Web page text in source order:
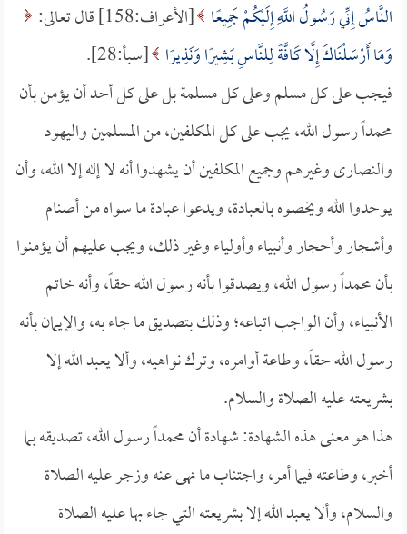
النَّاسُ إِنِّي رَسُولُ اللَّهِ إِلَيْكُمْ جَمِيعًا [الأعراف:158] قال تعالى:
وَمَا أَرْسَلْنَاكَ إِلَّا كَافَّةً لِلنَّاسِ بَشِيرًا وَنَذِيرًا [سبأ:28].
فيجب على كل مسلم وعلى كل مسلمة بل على كل أحد أن يؤمن بأن
محمداً رسول الله، يجب على كل المكلفين، من المسلمين واليهود
والنصارى وغيرهم وجميع المكلفين أن يشهدوا أنه لا إله إلا الله، وأن
يوحدوا الله ويخصوه بالعبادة، ويدعوا عبادة ما سواه من أصنام
وأشجار وأحجار وأنبياء وأولياء وغير ذلك، ويجب عليهم أن يؤمنوا
بأن محمداً رسول الله، ويصدقوا بأنه رسول الله حقاً، وأنه خاتم
الأنبياء، وأن الواجب اتباعه؛ وذلك بتصديق ما جاء به، والإيمان بأنه
رسول الله حقاً، وطاعة أوامره، وترك نواهيه، وألا يعبد الله إلا
بشريعته عليه الصلاة والسلام.
هذا هو معنى هذه الشهادة: شهادة أن محمداً رسول الله، تصديقه بما
أخبر، وطاعته فيما أمر، واجتناب ما نهى عنه وزجر عليه الصلاة
والسلام، وألا يعبد الله إلا بشريعته التي جاء بها عليه الصلاة